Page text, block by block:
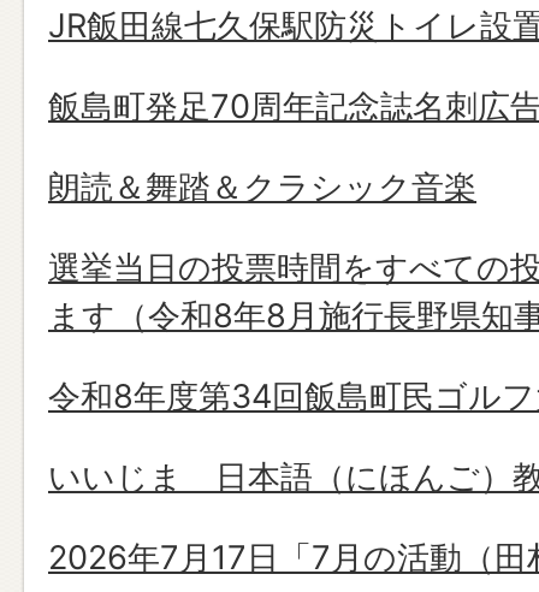
JR飯田線七久保駅防災トイレ設
飯島町発足70周年記念誌名刺広
朗読＆舞踏＆クラシック音楽
選挙当日の投票時間をすべての
ます（令和8年8月施行長野県知
令和8年度第34回飯島町民ゴル
いいじま 日本語（にほんご）
2026年7月17日「7月の活動（田